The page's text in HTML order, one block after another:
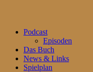
Podcast
Episoden
Das Buch
News & Links
Spielplan